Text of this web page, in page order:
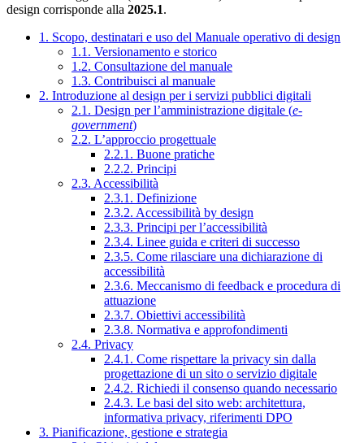
design corrisponde alla 2025.1.
1. Scopo, destinatari e uso del Manuale operativo di design
1.1. Versionamento e storico
1.2. Consultazione del manuale
1.3. Contribuisci al manuale
2. Introduzione al design per i servizi pubblici digitali
2.1. Design per l’amministrazione digitale (e-
government)
2.2. L’approccio progettuale
2.2.1. Buone pratiche
2.2.2. Principi
2.3. Accessibilità
2.3.1. Definizione
2.3.2. Accessibilità by design
2.3.3. Principi per l’accessibilità
2.3.4. Linee guida e criteri di successo
2.3.5. Come rilasciare una dichiarazione di
accessibilità
2.3.6. Meccanismo di feedback e procedura di
attuazione
2.3.7. Obiettivi accessibilità
2.3.8. Normativa e approfondimenti
2.4. Privacy
2.4.1. Come rispettare la privacy sin dalla
progettazione di un sito o servizio digitale
2.4.2. Richiedi il consenso quando necessario
2.4.3. Le basi del sito web: architettura,
informativa privacy, riferimenti DPO
3. Pianificazione, gestione e strategia